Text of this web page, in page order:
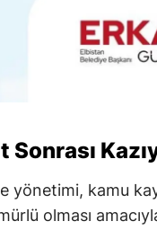
Sonrası
yönetimi, kamu
olması